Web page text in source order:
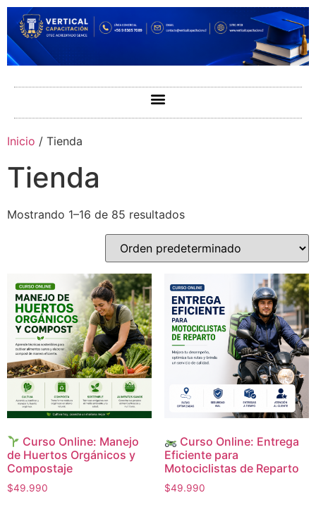
Inicio / Tienda
Tienda
Mostrando 1–16 de 85 resultados
Curso Online: Manejo
de Huertos Orgánicos y
Compostaje
$49.990
Curso Online: Entrega
Eficiente para
Motociclistas de Reparto
$49.990